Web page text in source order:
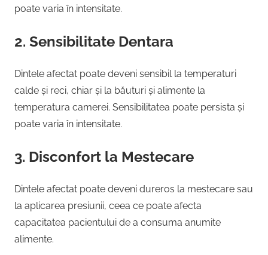
poate varia în intensitate.
2. Sensibilitate Dentara
Dintele afectat poate deveni sensibil la temperaturi
calde și reci, chiar și la băuturi și alimente la
temperatura camerei. Sensibilitatea poate persista și
poate varia în intensitate.
3. Disconfort la Mestecare
Dintele afectat poate deveni dureros la mestecare sau
la aplicarea presiunii, ceea ce poate afecta
capacitatea pacientului de a consuma anumite
alimente.